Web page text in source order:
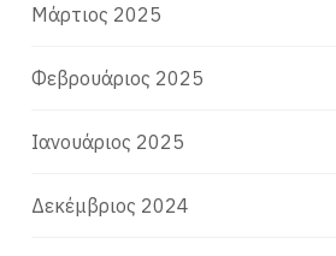
Μάρτιος 2025
Φεβρουάριος 2025
Ιανουάριος 2025
Δεκέμβριος 2024